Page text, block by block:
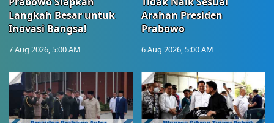
Langkah Besar untuk
Inovasi Bangsa!
7 Aug 2026, 5:00 AM
Arahan Presiden
Prabowo
6 Aug 2026, 5:00 AM